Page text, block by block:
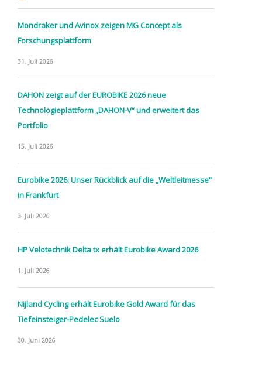
Mondraker und Avinox zeigen MG Concept als
Forschungsplattform
31. Juli 2026
DAHON zeigt auf der EUROBIKE 2026 neue
Technologieplattform „DAHON-V“ und erweitert das
Portfolio
15. Juli 2026
Eurobike 2026: Unser Rückblick auf die „Weltleitmesse“
in Frankfurt
3. Juli 2026
HP Velotechnik Delta tx erhält Eurobike Award 2026
1. Juli 2026
Nijland Cycling erhält Eurobike Gold Award für das
Tiefeinsteiger-Pedelec Suelo
30. Juni 2026